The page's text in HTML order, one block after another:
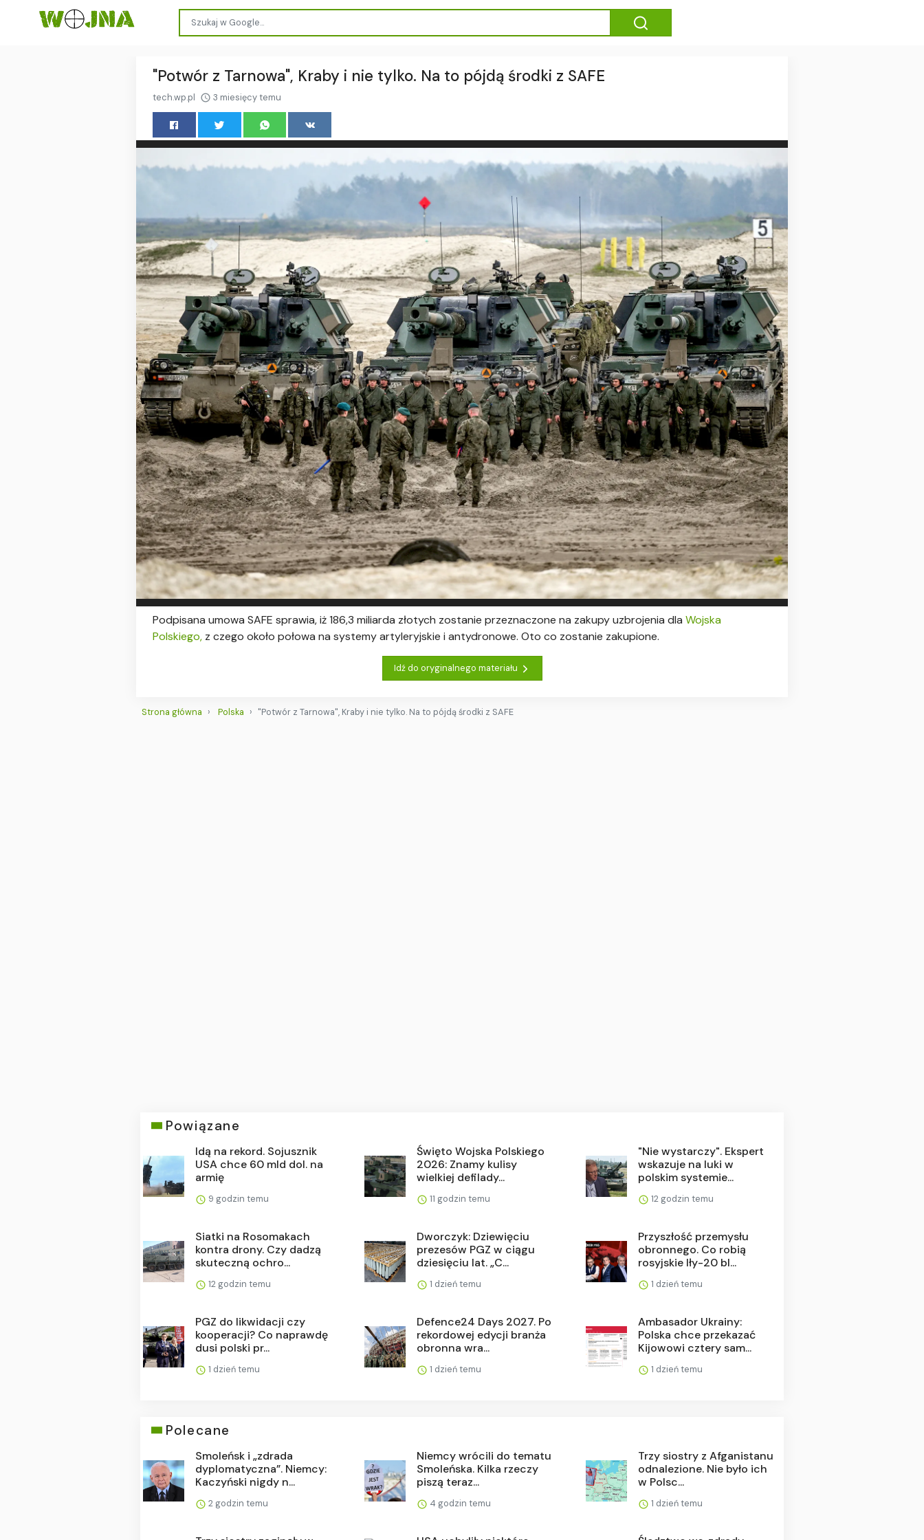
"Potwór z Tarnowa", Kraby i nie tylko. Na to pójdą środki z SAFE
tech.wp.pl 3 miesięcy temu
Podpisana umowa SAFE sprawia, iż 186,3 miliarda złotych zostanie przeznaczone na zakupy uzbrojenia dla Wojska
Polskiego, z czego około połowa na systemy artyleryjskie i antydronowe. Oto co zostanie zakupione.
Idź do oryginalnego materiału
Strona główna Polska "Potwór z Tarnowa", Kraby i nie tylko. Na to pójdą środki z SAFE
Powiązane
Idą na rekord. Sojusznik
USA chce 60 mld dol. na
armię
9 godzin temu
Święto Wojska Polskiego
2026: Znamy kulisy
wielkiej defilady...
11 godzin temu
"Nie wystarczy". Ekspert
wskazuje na luki w
polskim systemie...
12 godzin temu
Siatki na Rosomakach
kontra drony. Czy dadzą
skuteczną ochro...
12 godzin temu
Dworczyk: Dziewięciu
prezesów PGZ w ciągu
dziesięciu lat. „C...
1 dzień temu
Przyszłość przemysłu
obronnego. Co robią
rosyjskie Iły-20 bl...
1 dzień temu
PGZ do likwidacji czy
kooperacji? Co naprawdę
dusi polski pr...
1 dzień temu
Defence24 Days 2027. Po
rekordowej edycji branża
obronna wra...
1 dzień temu
Ambasador Ukrainy:
Polska chce przekazać
Kijowowi cztery sam...
1 dzień temu
Polecane
Smoleńsk i „zdrada
dyplomatyczna”. Niemcy:
Kaczyński nigdy n...
2 godzin temu
Niemcy wrócili do tematu
Smoleńska. Kilka rzeczy
piszą teraz...
4 godzin temu
Trzy siostry z Afganistanu
odnalezione. Nie było ich
w Polsc...
1 dzień temu